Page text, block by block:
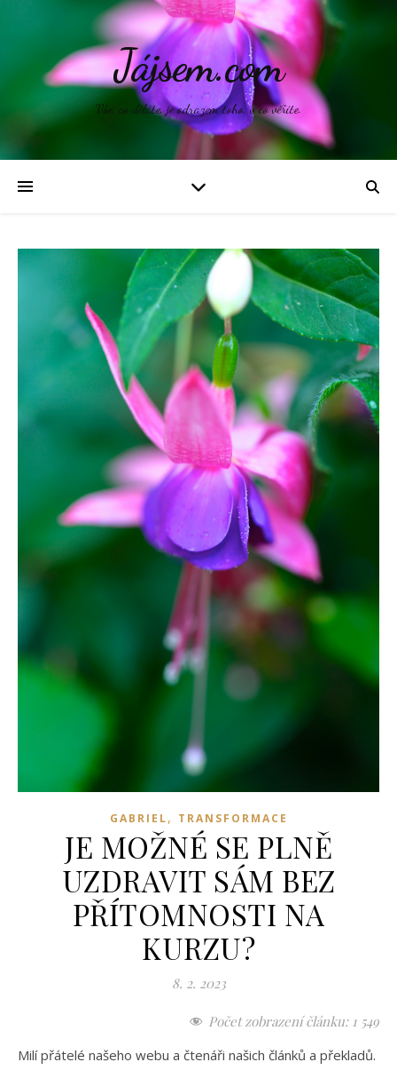
Jájsem.com
Vše, co děláte, je odrazem toho, v co věříte.
GABRIEL, TRANSFORMACE
JE MOŽNÉ SE PLNĚ
UZDRAVIT SÁM BEZ
PŘÍTOMNOSTI NA
KURZU?
8. 2. 2023
Počet zobrazení článku: 1 549
Milí přátelé našeho webu a čtenáři našich článků a překladů.